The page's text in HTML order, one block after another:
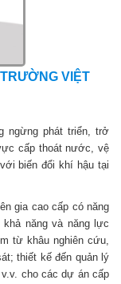
VIỆT
ngừng phát triển, trở
cấp thoát nước, vệ
biến đổi khí hậu tại
gia cao cấp có năng
năng và năng lực
từ khâu nghiên cứu,
thiết kế đến quản lý
cho các dự án cấp